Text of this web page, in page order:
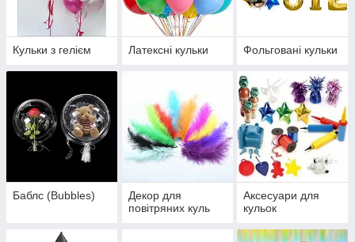
Кульки з гелієм Латексні кульки Фольговані кульки
Баблс (Bubbles)
Декор для
повітряних куль
Аксесуари для
кульок